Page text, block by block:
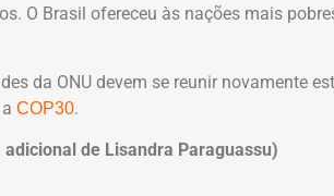
O Brasil ofereceu às nações mais
da ONU devem se reunir novamente
COP30.
de Lisandra Paraguassu)